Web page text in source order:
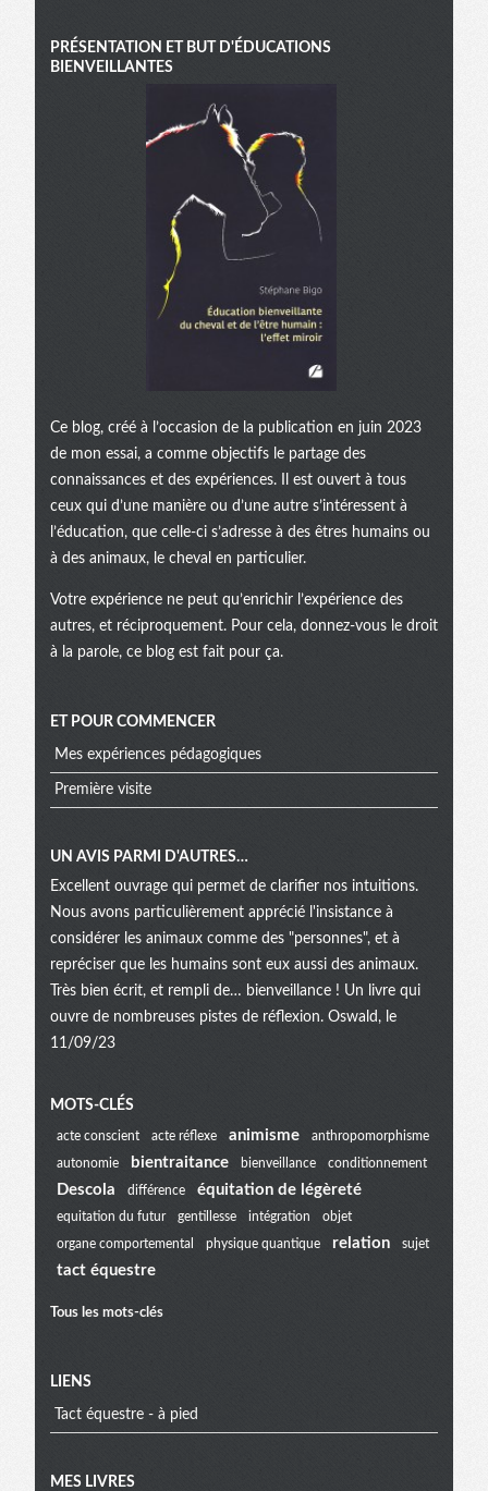
PRÉSENTATION ET BUT D'ÉDUCATIONS
BIENVEILLANTES
Ce blog, créé à l’occasion de la publication en juin 2023
de mon essai, a comme objectifs le partage des
connaissances et des expériences. Il est ouvert à tous
ceux qui d’une manière ou d’une autre s’intéressent à
l’éducation, que celle-ci s’adresse à des êtres humains ou
à des animaux, le cheval en particulier.
Votre expérience ne peut qu’enrichir l’expérience des
autres, et réciproquement. Pour cela, donnez-vous le droit
à la parole, ce blog est fait pour ça.
ET POUR COMMENCER
Mes expériences pédagogiques
Première visite
UN AVIS PARMI D'AUTRES…
Excellent ouvrage qui permet de clarifier nos intuitions.
Nous avons particulièrement apprécié l'insistance à
considérer les animaux comme des "personnes", et à
repréciser que les humains sont eux aussi des animaux.
Très bien écrit, et rempli de… bienveillance ! Un livre qui
ouvre de nombreuses pistes de réflexion. Oswald, le
11/09/23
Menu
extra
MOTS-CLÉS
acte conscient acte réflexe animisme anthropomorphisme
autonomie bientraitance bienveillance conditionnement
Descola différence équitation de légèreté
equitation du futur gentillesse intégration objet
organe comportemental physique quantique relation sujet
tact équestre
Tous les mots-clés
LIENS
Tact équestre - à pied
MES LIVRES